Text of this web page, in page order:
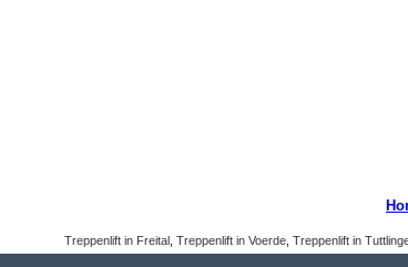
Treppenlift in Freital, Treppenlift in Voerde, Treppenlift in